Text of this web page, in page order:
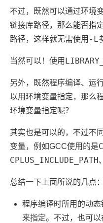
不过，既然可以通过环境
链接库路径，那么能否指
路径，这样就无需使用 -L
当然可以！使用
另外，既然程序编译、运
以用环境变量指定，那么
环境变量指定呢？
其实也是可以的，不过不
变量，例如GCC使用的是
CPLUS_INCLUDE_PATH、
总结一下上面所说的几点：
程序编译时所用的动
来指定。不过，也可以